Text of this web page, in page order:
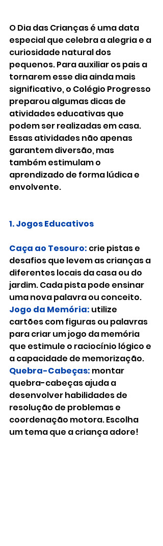
O Dia das Crianças é uma data
especial que celebra a alegria e a
curiosidade natural dos
pequenos. Para auxiliar os pais a
tornarem esse dia ainda mais
significativo, o Colégio Progresso
preparou algumas dicas de
atividades educativas que
podem ser realizadas em casa.
Essas atividades não apenas
garantem diversão, mas
também estimulam o
aprendizado de forma lúdica e
envolvente.
1. Jogos Educativos
Caça ao Tesouro: crie pistas e
desafios que levem as crianças a
diferentes locais da casa ou do
jardim. Cada pista pode ensinar
uma nova palavra ou conceito.
Jogo da Memória: utilize
cartões com figuras ou palavras
para criar um jogo da memória
que estimule o raciocínio lógico e
a capacidade de memorização.
Quebra-Cabeças: montar
quebra-cabeças ajuda a
desenvolver habilidades de
resolução de problemas e
coordenação motora. Escolha
um tema que a criança adore!